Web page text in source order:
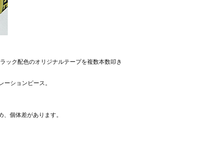
ック配色のオリジナルテープを複数本数叩き
ションピース。
個体差があります。